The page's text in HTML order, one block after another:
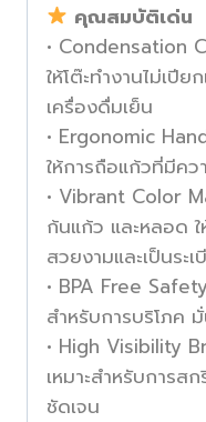
คุณสมบัติเด่น
• Condensation
ให้โต๊ะทำงานไม่เปี
เครื่องดื่มเย็น
• Ergonomic
ให้การถือแก้วที่มีคว
• Vibrant Color
ก้นแก้ว และหลอด
สวยงามและเป็นระเ
• BPA Free
สำหรับการบริโภค มั่
• High Visibility
เหมาะสำหรับการส
ชัดเจน